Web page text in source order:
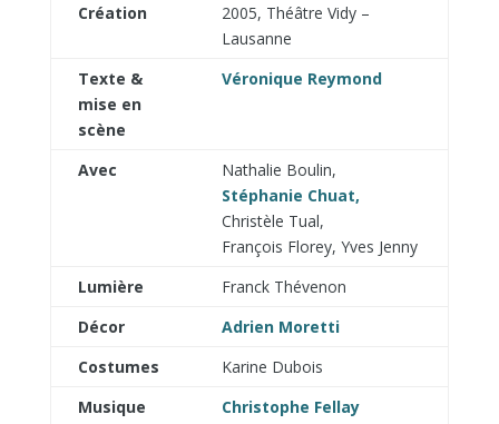
Création
2005, Théâtre Vidy –
Lausanne
Texte &
mise en
scène
Véronique Reymond
Avec
Nathalie Boulin,
Stéphanie Chuat,
Christèle Tual,
François Florey, Yves Jenny
Lumière
Franck Thévenon
Décor
Adrien Moretti
Costumes
Karine Dubois
Musique
Christophe Fellay